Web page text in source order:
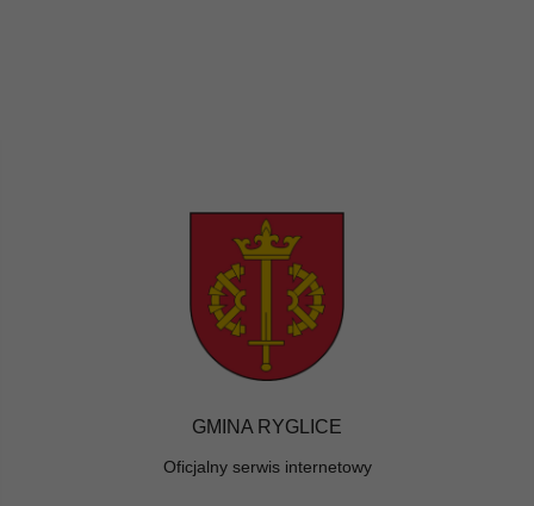
GMINA RYGLICE
Oficjalny serwis internetowy